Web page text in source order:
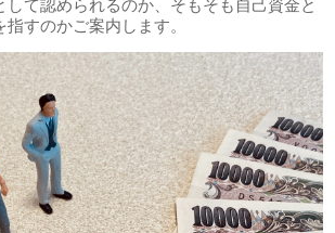
して認められるのか、そもそも自己資金と
すのかご案内します。